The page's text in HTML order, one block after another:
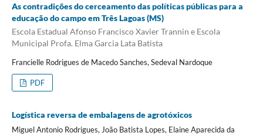
As contradições do cerceamento das políticas públicas para a
educação do campo em Três Lagoas (MS)
Escola Estadual Afonso Francisco Xavier Trannin e Escola
Municipal Profa. Elma Garcia Lata Batista
Francielle Rodrigues de Macedo Sanches, Sedeval Nardoque
PDF
Logística reversa de embalagens de agrotóxicos
Miguel Antonio Rodrigues, João Batista Lopes, Elaine Aparecida da